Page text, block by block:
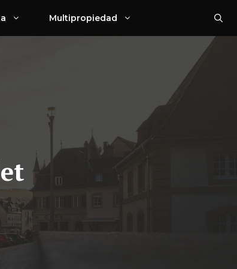
Multipropiedad